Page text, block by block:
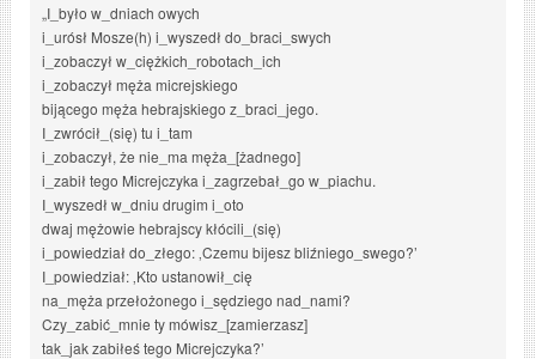
„I_było w_dniach owych
i_urósł Mosze(h) i_wyszedł do_braci_swych
i_zobaczył w_ciężkich_robotach_ich
i_zobaczył męża micrejskiego
bijącego męża hebrajskiego z_braci_jego.
I_zwrócił_(się) tu i_tam
i_zobaczył, że nie_ma męża_[żadnego]
i_zabił tego Micrejczyka i_zagrzebał_go w_piachu.
I_wyszedł w_dniu drugim i_oto
dwaj mężowie hebrajscy kłócili_(się)
i_powiedział do_złego: ‚Czemu bijesz bliźniego_swego?’
I_powiedział: ‚Kto ustanowił_cię
na_męża przełożonego i_sędziego nad_nami?
Czy_zabić_mnie ty mówisz_[zamierzasz]
tak_jak zabiłeś tego Micrejczyka?’